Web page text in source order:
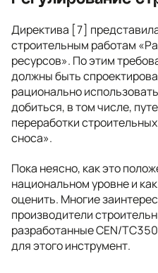
Директива [7]
строительным работам
ресурсов». По этим
должны быть
рационально
добиться, в том числе,
переработки
сноса».
Пока неясно, как это
национальном уровне и
оценить. Многие
производители
разработанные CEN/
для этого инструмент.